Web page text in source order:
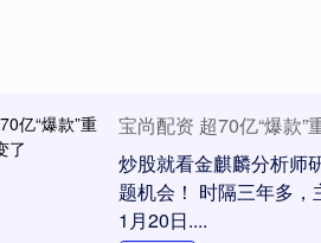
宝尚配资 超70亿“爆款”
炒股就看金麒麟分析师
题机会！ 时隔三年多，
1月20日....